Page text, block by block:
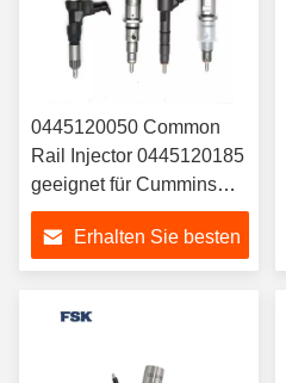
0445120050 Common
Rail Injector 0445120185
geeignet für Cummins
Dodge RAMISBE6
Erhalten Sie besten